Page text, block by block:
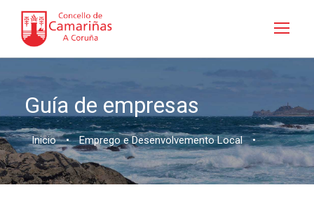
Guía de empresas
Inicio • Emprego e Desenvolvemento Local •